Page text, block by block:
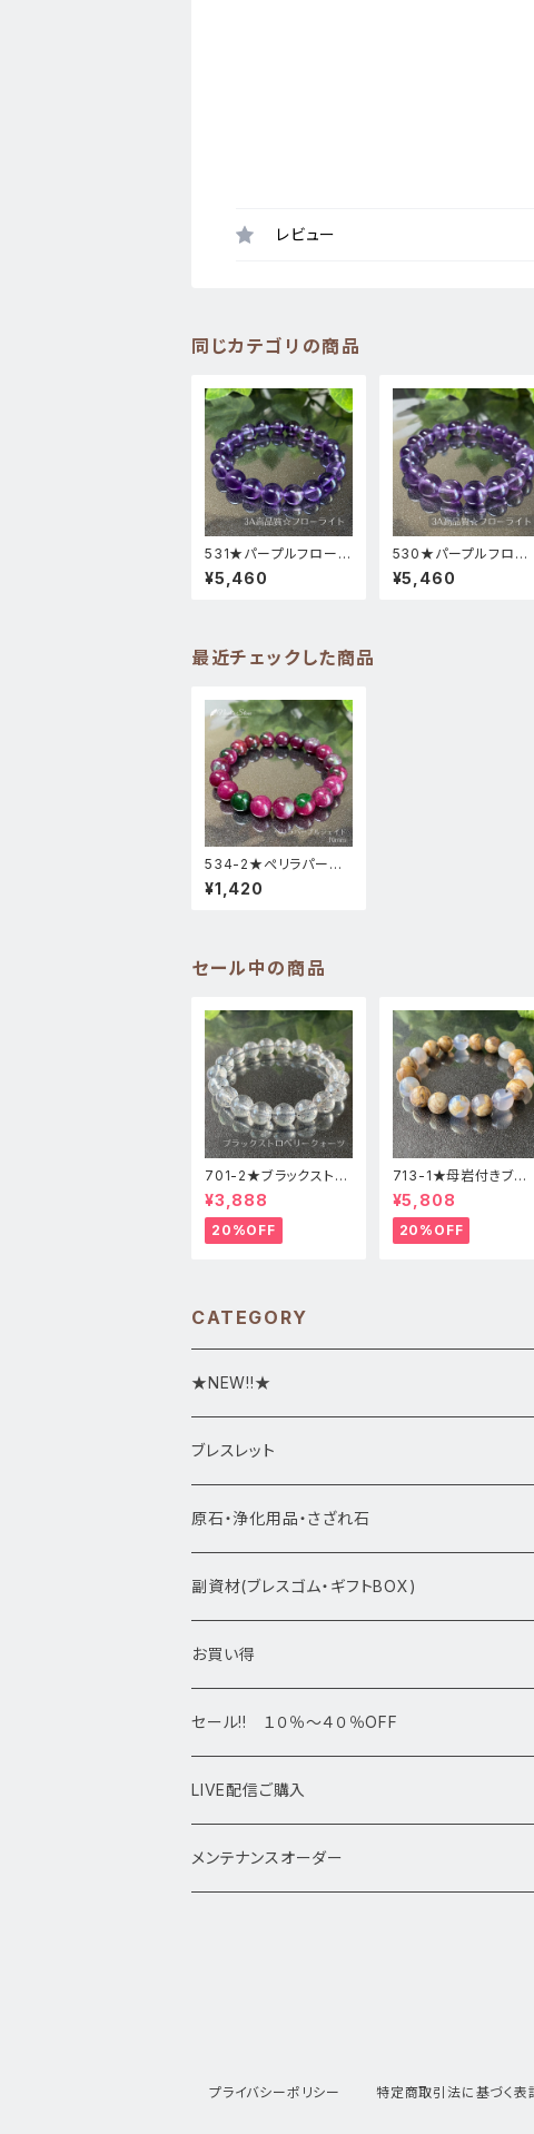
レビュー
同じカテゴリの商品
531★パープルフローラ
イト【高品質・高透明度】
天然石パワーストーン
¥5,460
530★パープルフロー
ライト【高品質・高透明
度】天然石パワーストー
¥5,460
最近チェックした商品
534-2★ぺリラパープ
ルジェイド【記憶力改
善】天然石パワーストー
¥1,420
セール中の商品
701-2★ブラックストロ
ベリークォーツ【高品
質】天然石ブレスレッパ
ワーストーン
¥3,888
20%OFF
713-1★母岩付きブル
ーカルセドニー【高品
質】天然石ブレスレット
パワーストーン
¥5,808
20%OFF
CATEGORY
★NEW!!★
★新入荷1/28~
ブレスレット
ブレスレット1点物
アマビエシリーズ
デザインブレス
高級・高品質ブレスレット
サイズ
13㎜以上
原石・浄化用品・さざれ石
浄化さざれ石
ポイント・タワー・タンブル
スフィア 丸玉
置物
原石・クラスター
副資材(ブレスゴム・ギフトBOX)
お買い得
セール!! １０％～４０％OFF
LIVE配信ご購入
メンテナンスオーダー
プライバシーポリシー 特定商取引法に基づく表